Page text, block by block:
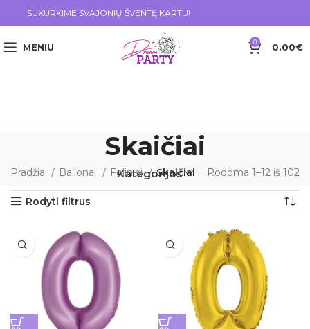
SUKURKIME SVAJONIŲ ŠVENTĘ KARTU!
MENIU 0 0.00€
Skaičiai
Kategorijos
Pradžia Balionai Foliniai Skaičiai Rodoma 1–12 iš 102
Rodyti filtrus